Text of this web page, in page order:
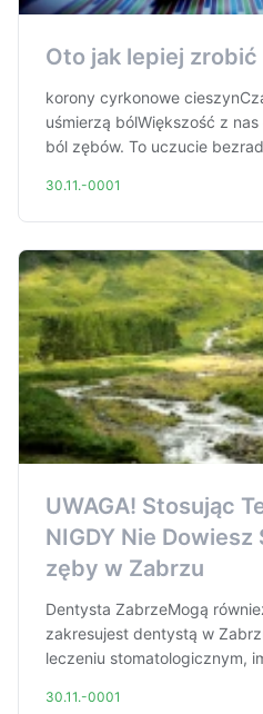
Oto jak lepiej
korony cyrkonowe
uśmierzą bólWiększość z
ból zębów. To uczucie
30.11.-0001
UWAGA! Stosując
NIGDY Nie
zęby w Zabrzu
Dentysta ZabrzeMogą
zakresujest dentystą w
leczeniu stomatologicznym,
30.11.-0001